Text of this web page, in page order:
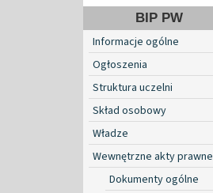
BIP PW
Informacje ogólne
Ogłoszenia
Struktura uczelni
Skład osobowy
Władze
Wewnętrzne akty prawne
Dokumenty ogólne